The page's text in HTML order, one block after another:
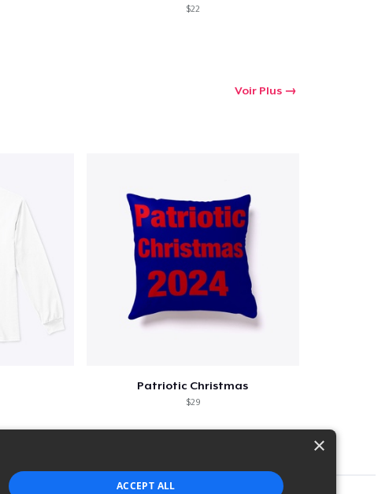
$22
Voir Plus
Patriotic Christmas
$29
×
ACCEPT ALL